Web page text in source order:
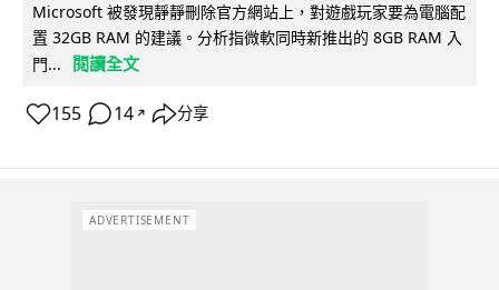
Microsoft 被發現靜靜刪除官方網站上，對遊戲玩家要為電腦配
置 32GB RAM 的建議。分析指微軟同時新推出的 8GB RAM 入
門...
閱讀全文
155 14 ↗ 分享
ADVERTISEMENT